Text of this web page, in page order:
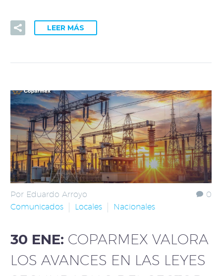
LEER MÁS
0
Por Eduardo Arroyo
Comunicados
Locales Nacionales
30 ENE: COPARMEX VALORA
LOS AVANCES EN LAS LEYES